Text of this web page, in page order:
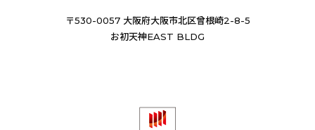
〒530-0057 大阪府大阪市北区曾根崎2-8-5
お初天神EAST BLDG